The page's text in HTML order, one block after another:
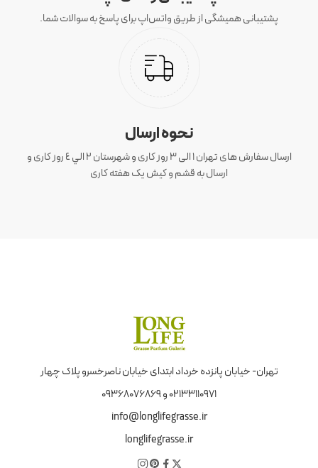
پشتیبانی همیشگی از طریق واتس‌اپ برای پاسخ به سوالات شما.
نحوه ارسال
ارسال سفارش های تهران 1 الی 3 روز کاری و شهرستان ٢ الي ٤ روز کاری و
ارسال به قشم و کیش یک هفته کاری
تهران- خیابان پانزده خرداد ابتدای خیابان ناصرخسرو پلاک چهار
02133110971 و 09368076869
info@longlifegrasse.ir
longlifegrasse.ir